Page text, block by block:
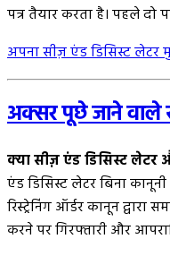
पत्र तैयार करता है। पहले दो
अपना सीज़ एंड डिसिस्ट लेटर
अक्सर पूछे जाने वाले
क्या सीज़ एंड डिसिस्ट लेटर
एंड डिसिस्ट लेटर बिना
रिस्ट्रेनिंग ऑर्डर कानून
करने पर गिरफ्तारी और